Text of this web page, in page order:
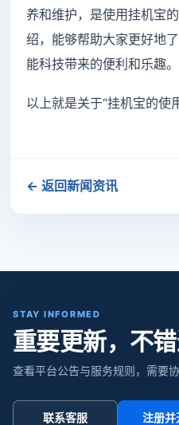
养和维护，是使用挂机宝
绍，能够帮助大家更好地
能科技带来的便利和乐趣。
以上就是关于“挂机宝的使
← 返回新闻资讯
STAY INFORMED
重要更新，不
查看平台公告与服务规则，需要
联系客服 注册并